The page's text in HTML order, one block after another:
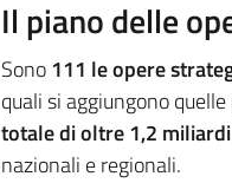
Il piano delle
Sono111 le opere
quali si aggiungono
totale di oltre 1,2
nazionali e regionali.